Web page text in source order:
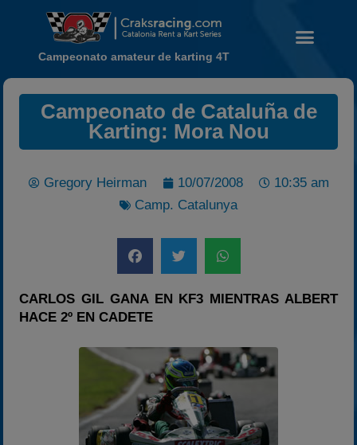
Noticias
Campeonato
Temporadas anteriores
Estadísticas
Campeonato amateur de karting 4T
Campeonato de Cataluña de
Karting: Mora Nou
Gregory Heirman 10/07/2008
10:35 am
Camp. Catalunya
CARLOS GIL GANA EN KF3 MIENTRAS ALBERT
HACE 2º EN CADETE